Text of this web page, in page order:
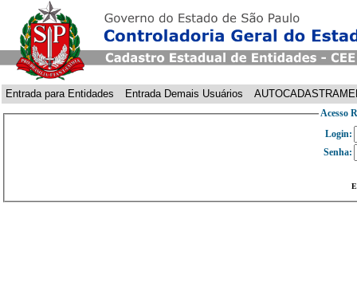
Entrada para Entidades Entrada Demais Usuários
Acesso
Login:
Senha: